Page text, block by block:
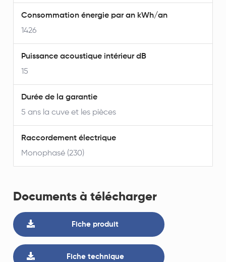
Consommation énergie par an kWh/an
1426
Puissance acoustique intérieur dB
15
Durée de la garantie
5 ans la cuve et les pièces
Raccordement électrique
Monophasé (230)
Documents à télécharger
Fiche produit
Fiche technique